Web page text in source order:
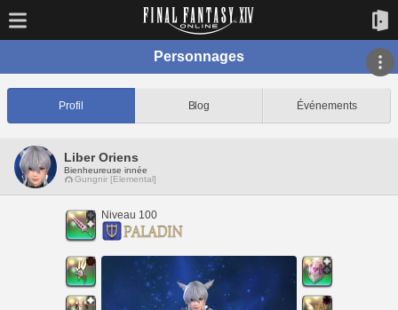
Personnages
Profil Blog Événements
Liber Oriens
Bienheureuse innée
Gungnir [Elemental]
Niveau 100